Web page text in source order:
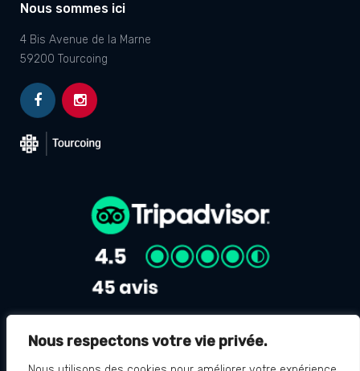
Nous respectons votre vie privée.
Nous sommes ici
4 Bis Avenue de la Marne
59200 Tourcoing
Avis Google